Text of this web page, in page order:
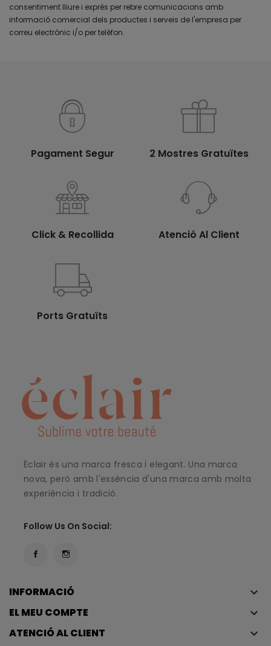
consentiment lliure i exprés per rebre comunicacions amb
informació comercial dels productes i serveis de l'empresa per
correu electrònic i/o per telèfon.
Pagament Segur 2 Mostres Gratuïtes
Click & Recollida Atenció Al Client
Ports Gratuïts
Éclair és una marca fresca i elegant. Una marca
nova, però amb l'essència d'una marca amb molta
experiència i tradició.
Follow Us On Social:
INFORMACIÓ keyboard_arrow_down
EL MEU COMPTE keyboard_arrow_down
ATENCIÓ AL CLIENT keyboard_arrow_down